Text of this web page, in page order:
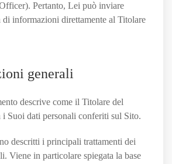
Pertanto, Lei può inviare
di informazioni direttamente al Titolare
generali
descrive come il Titolare del
i Suoi dati personali conferiti sul Sito.
descritti i principali trattamenti dei
Viene in particolare spiegata la base